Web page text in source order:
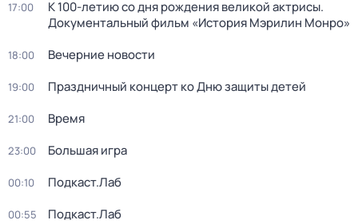
17:00
К 100-летию со дня рождения великой актрисы.
Документальный фильм «История Мэрилин Монро»
18:00 Вечерние новости
19:00 Праздничный концерт ко Дню защиты детей
21:00 Время
23:00 Большая игра
00:10 Подкаст.Лаб
00:55 Подкаст.Лаб